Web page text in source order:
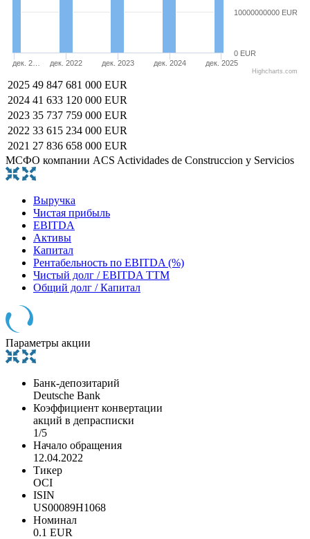
дек. 2… дек. 2022 дек. 2023 дек. 2024 дек. 2025
0 EUR
10000000000 EUR
Highcharts.com
2025 49 847 681 000 EUR
2024 41 633 120 000 EUR
2023 35 737 759 000 EUR
2022 33 615 234 000 EUR
2021 27 836 658 000 EUR
МСФО компании ACS Actividades de Construccion y Servicios
Выручка
Чистая прибыль
EBITDA
Активы
Капитал
Рентабельность по EBITDA (%)
Чистый долг / EBITDA TTM
Общий долг / Капитал
Параметры акции
Банк-депозитарий
Deutsche Bank
Коэффициент конвертации
акций в депрасписки
1/5
Начало обращения
12.04.2022
Тикер
OCI
ISIN
US00089H1068
Номинал
0.1 EUR